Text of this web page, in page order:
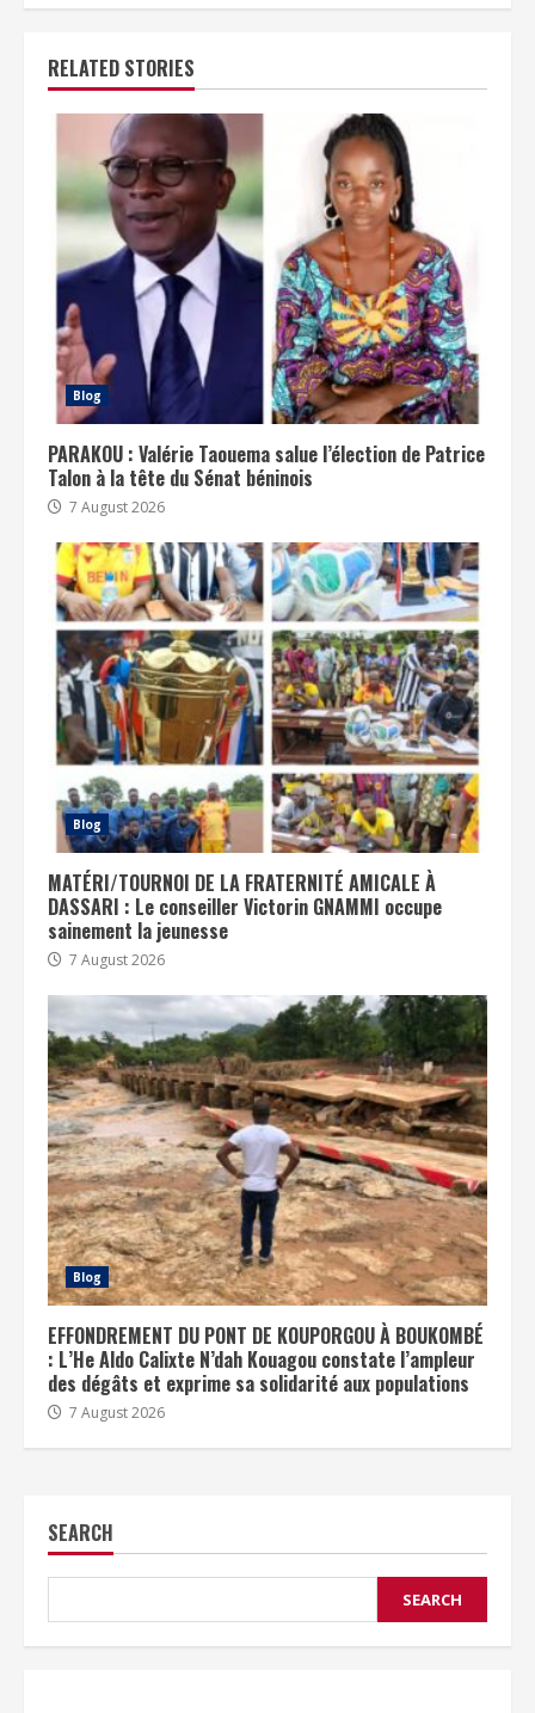
RELATED STORIES
Blog
PARAKOU : Valérie Taouema salue l’élection de Patrice
Talon à la tête du Sénat béninois
7 August 2026
Blog
MATÉRI/TOURNOI DE LA FRATERNITÉ AMICALE À
DASSARI : Le conseiller Victorin GNAMMI occupe
sainement la jeunesse
7 August 2026
Blog
EFFONDREMENT DU PONT DE KOUPORGOU À BOUKOMBÉ
: L’He Aldo Calixte N’dah Kouagou constate l’ampleur
des dégâts et exprime sa solidarité aux populations
7 August 2026
SEARCH
SEARCH